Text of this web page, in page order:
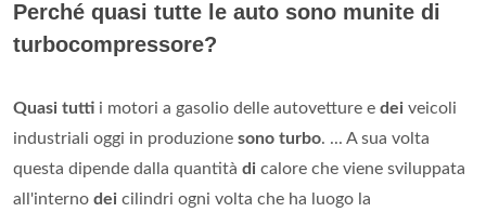
Perché quasi tutte le auto sono munite di
turbocompressore?
Quasi tutti i motori a gasolio delle autovetture e dei veicoli
industriali oggi in produzione sono turbo. ... A sua volta
questa dipende dalla quantità di calore che viene sviluppata
all'interno dei cilindri ogni volta che ha luogo la